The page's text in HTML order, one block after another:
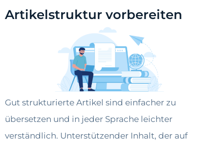
Artikelstruktur vorbereiten
Gut strukturierte Artikel sind einfacher zu
übersetzen und in jeder Sprache leichter
verständlich. Unterstützender Inhalt, der auf